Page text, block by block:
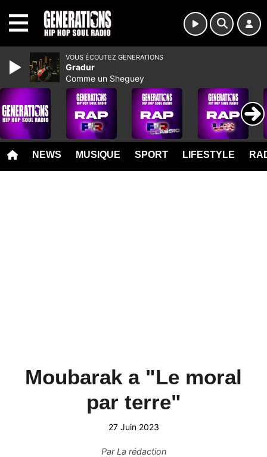
NEWS MUSIQUE SPORT LIFESTYLE
Moubarak a "Le moral
par terre"
27 Juin 2023
ParLa rédaction
VOUS ÉCOUTEZ GENERATIONS
Gradur
Comme un Sheguey